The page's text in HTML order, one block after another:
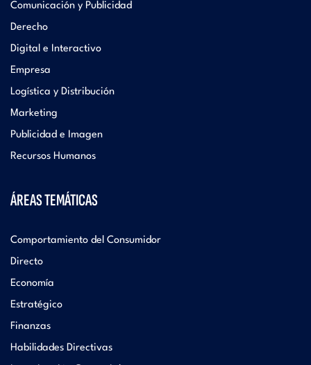
Comunicación y Publicidad
Derecho
Digital e Interactivo
Empresa
Logística y Distribución
Marketing
Publicidad e Imagen
Recursos Humanos
ÁREAS TEMÁTICAS
Comportamiento del Consumidor
Directo
Economía
Estratégico
Finanzas
Habilidades Directivas